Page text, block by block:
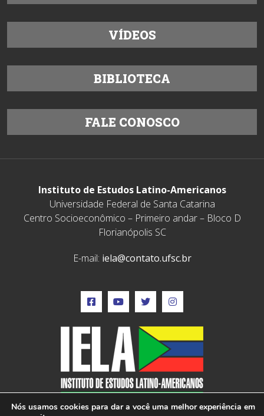
VÍDEOS
BIBLIOTECA
FALE CONOSCO
Instituto de Estudos Latino-Americanos
Universidade Federal de Santa Catarina
Centro Socioeconômico – Primeiro andar – Bloco D
Florianópolis SC
E-mail: iela@contato.ufsc.br
Nós usamos cookies para dar a você uma melhor experiência em